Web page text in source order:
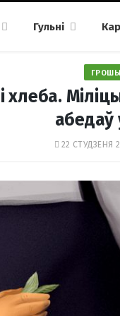
Гульні
ГРОШЫ
хлеба.
абедаў
22 СТУДЗЕНЯ